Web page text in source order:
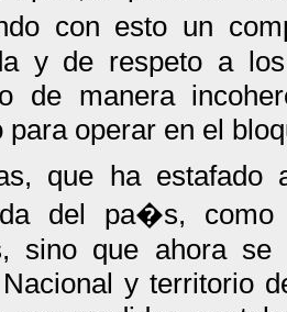
con esto un
y de respeto a
de manera
para operar en el
que ha
del pa�s,
sino que ahora
y territorio